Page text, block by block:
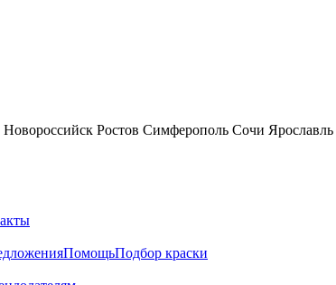
Новороссийск Ростов Симферополь Сочи Ярославль
ПомощьПодбор краски